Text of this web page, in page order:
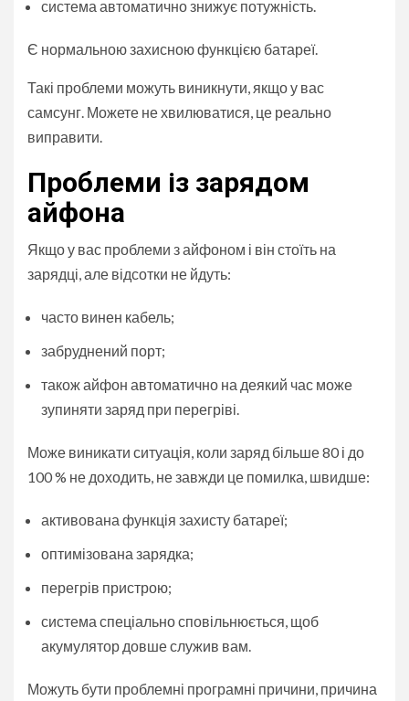
система автоматично знижує потужність.
Є нормальною захисною функцією батареї.
Такі проблеми можуть виникнути, якщо у вас
самсунг. Можете не хвилюватися, це реально
виправити.
Проблеми із зарядом
айфона
Якщо у вас проблеми з айфоном і він стоїть на
зарядці, але відсотки не йдуть:
часто винен кабель;
забруднений порт;
також айфон автоматично на деякий час може
зупиняти заряд при перегріві.
Може виникати ситуація, коли заряд більше 80 і до
100 % не доходить, не завжди це помилка, швидше:
активована функція захисту батареї;
оптимізована зарядка;
перегрів пристрою;
система спеціально сповільнюється, щоб
акумулятор довше служив вам.
Можуть бути проблемні програмні причини, причина